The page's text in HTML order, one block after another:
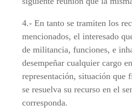
4.- En tanto se tramiten los
mencionados, el interesado
de militancia, funciones, e
desempeñar cualquier cargo
representación, situación que
se resuelva su recurso en el
corresponda.